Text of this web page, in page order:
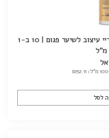
LOREAL SERIE EXPERT | ספריי עיצוב לשיער פגום | 10 ב-1
לסל